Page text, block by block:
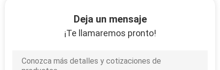
Deja un mensaje
¡Te llamaremos pronto!